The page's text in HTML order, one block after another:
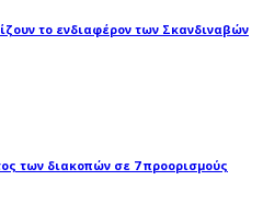
το ενδιαφέρον των Σκανδιναβών
των διακοπών σε 7 προορισμούς